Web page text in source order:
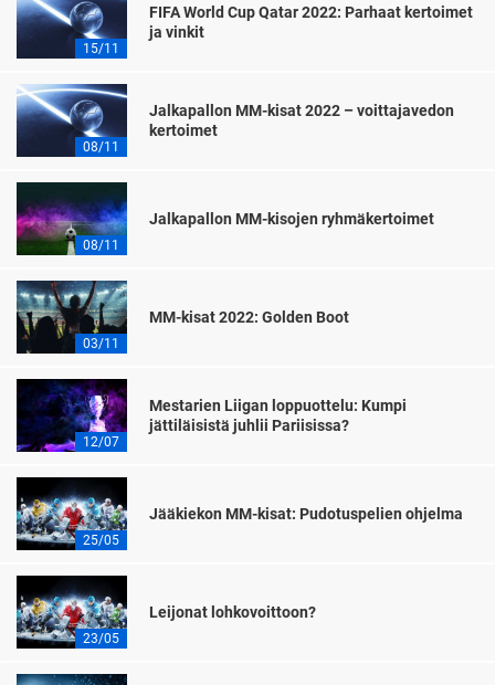
15/11
FIFA World Cup Qatar 2022: Parhaat kertoimet
ja vinkit
08/11
Jalkapallon MM-kisat 2022 – voittajavedon
kertoimet
08/11
Jalkapallon MM-kisojen ryhmäkertoimet
03/11
MM-kisat 2022: Golden Boot
12/07
Mestarien Liigan loppuottelu: Kumpi
jättiläisistä juhlii Pariisissa?
25/05
Jääkiekon MM-kisat: Pudotuspelien ohjelma
23/05
Leijonat lohkovoittoon?